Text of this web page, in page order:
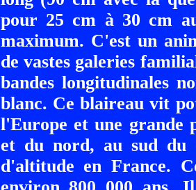
pour 25 cm à 30 cm
maximum. C'est un
de vastes galeries
bandes longitudinales
blanc. Ce blaireau vit
l'Europe et une grande
et du nord, au sud du
d'altitude en France.